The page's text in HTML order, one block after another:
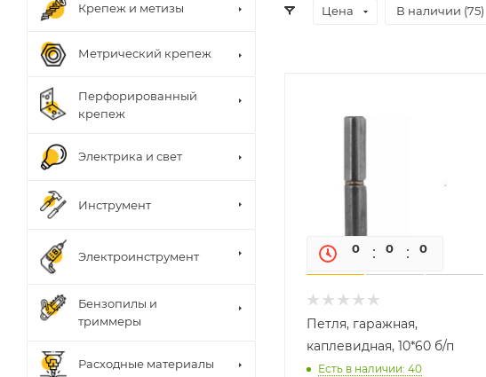
Цена В наличии (75)
0 0 0
Петля, гаражная,
каплевидная, 10*60 б/п
Есть в наличии: 40
Крепеж и метизы
Метрический крепеж
Перфорированный
крепеж
Электрика и свет
Инструмент
Электроинструмент
Бензопилы и
триммеры
Расходные материалы